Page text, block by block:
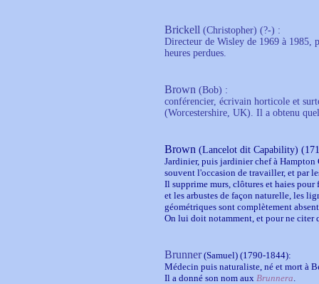
Brickell (Christopher) (?-) :
Directeur de Wisley de 1969 à 1985,
heures perdues.
Brown (Bob) :
conférencier, écrivain horticole et
(Worcestershire, UK). Il a obtenu
Brown (Lancelot dit Capability)
Jardinier, puis jardinier chef à
souvent l'occasion de travailler, et par
Il supprime murs, clôtures et haies pour
et les arbustes de façon naturelle, les
géométriques sont complètement
On lui doit notamment, et pour ne citer
Brunner(Samuel) (1790-1844):
Médecin puis naturaliste, né et mort à
Il a donné son nom aux Brunnera.